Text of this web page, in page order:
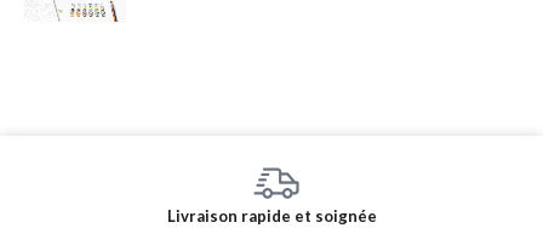
Livraison rapide et soignée